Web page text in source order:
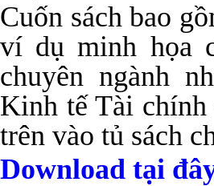
Cuốn sách bao
ví dụ minh họa
chuyên ngành
Kinh tế Tài chính
trên vào tủ sách
Download tại